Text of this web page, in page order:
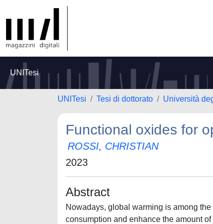
UNITesi
UNITesi Tesi di dottorato Università
Functional oxides for
ROSSI, CHRISTIAN
2023
Abstract
Nowadays, global warming is among
consumption and enhance the amount